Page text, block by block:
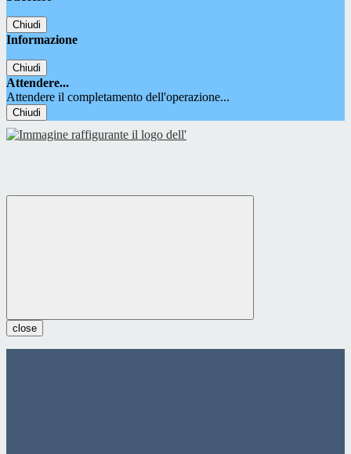
Chiudi
Informazione
Chiudi
Attendere...
Attendere il completamento dell'operazione...
Chiudi
close